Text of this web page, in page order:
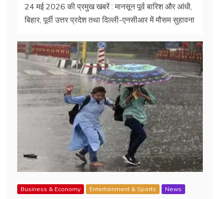
24 मई 2026 की प्रमुख खबरें : मानसून पूर्व बारिश और आंधी,
बिहार, पूर्वी उत्तर प्रदेश तथा दिल्ली-एनसीआर में मौसम सुहावना
Business & Economy Entertainment & Sports
News